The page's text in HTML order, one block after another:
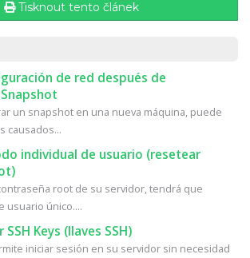
Tisknout tento článek
de red después de
un snapshot en una nueva máquina, puede
causados...
individual de usuario (resetear
root de su servidor, tendrá que
usuario único....
Keys (llaves SSH)
iniciar sesión en su servidor sin necesidad